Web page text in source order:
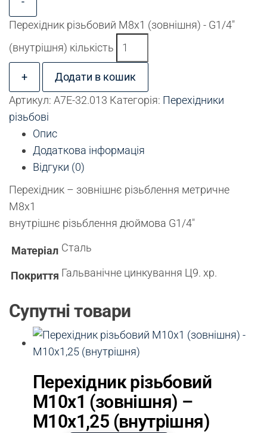
Перехідник різьбовий М8х1 (зовнішня) - G1/4"
(внутрішня) кількість
+
Додати в кошик
Артикул: A7E-32.013 Категорія: Перехідники
різьбові
Опис
Додаткова інформація
Відгуки (0)
Перехідник – зовнішнє різьблення метричне
М8х1
внутрішнє різьблення дюймова G1/4″
Матеріал Сталь
Покриття Гальванічне цинкування Ц9. хр.
Супутні товари
Перехідник різьбовий
М10х1 (зовнішня) –
М10х1,25 (внутрішня)